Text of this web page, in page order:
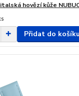
hovězí kůže
Přidat do košíku